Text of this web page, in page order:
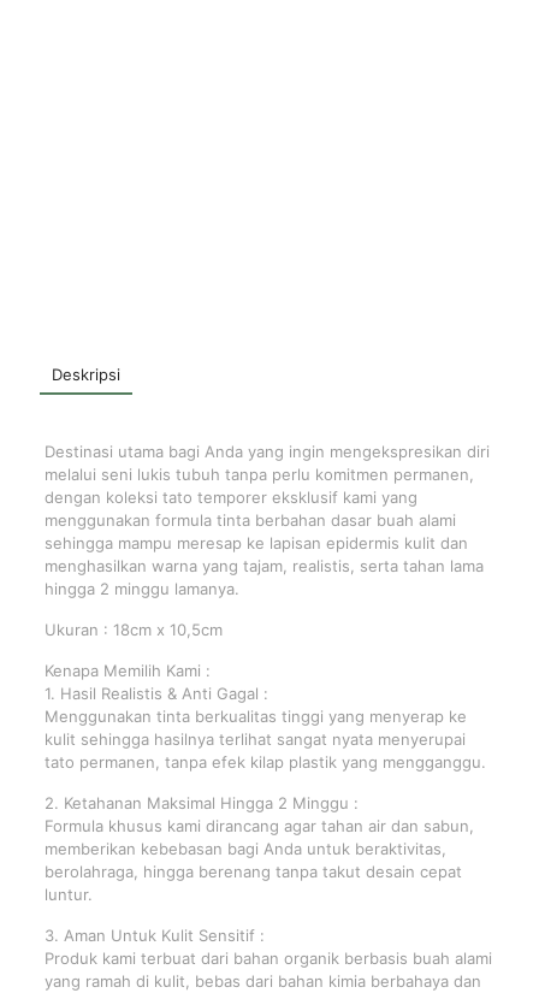
Deskripsi
Destinasi utama bagi Anda yang ingin mengekspresikan diri
melalui seni lukis tubuh tanpa perlu komitmen permanen,
dengan koleksi tato temporer eksklusif kami yang
menggunakan formula tinta berbahan dasar buah alami
sehingga mampu meresap ke lapisan epidermis kulit dan
menghasilkan warna yang tajam, realistis, serta tahan lama
hingga 2 minggu lamanya.
Ukuran : 18cm x 10,5cm
Kenapa Memilih Kami :
1. Hasil Realistis & Anti Gagal :
Menggunakan tinta berkualitas tinggi yang menyerap ke
kulit sehingga hasilnya terlihat sangat nyata menyerupai
tato permanen, tanpa efek kilap plastik yang mengganggu.
2. Ketahanan Maksimal Hingga 2 Minggu :
Formula khusus kami dirancang agar tahan air dan sabun,
memberikan kebebasan bagi Anda untuk beraktivitas,
berolahraga, hingga berenang tanpa takut desain cepat
luntur.
3. Aman Untuk Kulit Sensitif :
Produk kami terbuat dari bahan organik berbasis buah alami
yang ramah di kulit, bebas dari bahan kimia berbahaya dan